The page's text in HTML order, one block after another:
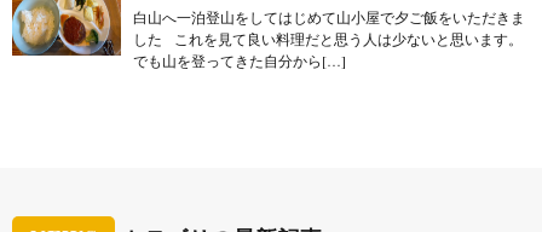
白山へ一泊登山をしてはじめて山小屋で夕ご飯をいただきま
した これを見て良い料理だと思う人は少ないと思います。
でも山を登ってきた自分から[…]